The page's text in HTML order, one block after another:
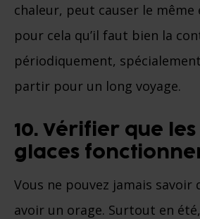
chaleur, peut causer le même
pour cela qu’il faut bien la
périodiquement,
partir pour un long voyage.
10. Vérifier que
glaces
Vous ne pouvez jamais savoir
avoir un orage. Surtout en